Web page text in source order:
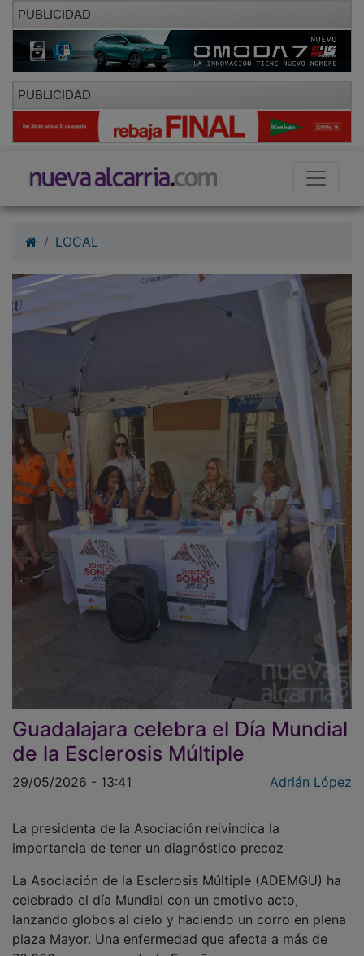
PUBLICIDAD
PUBLICIDAD
Guadalajara celebra el Día Mundial
de la Esclerosis Múltiple
importancia de tener un diagnóstico precoz
celebrado el día Mundial con un emotivo acto,
lanzando globos al cielo y haciendo un corro en plena
plaza Mayor. Una enfermedad que afecta a más de
72.000 personas en toda España.